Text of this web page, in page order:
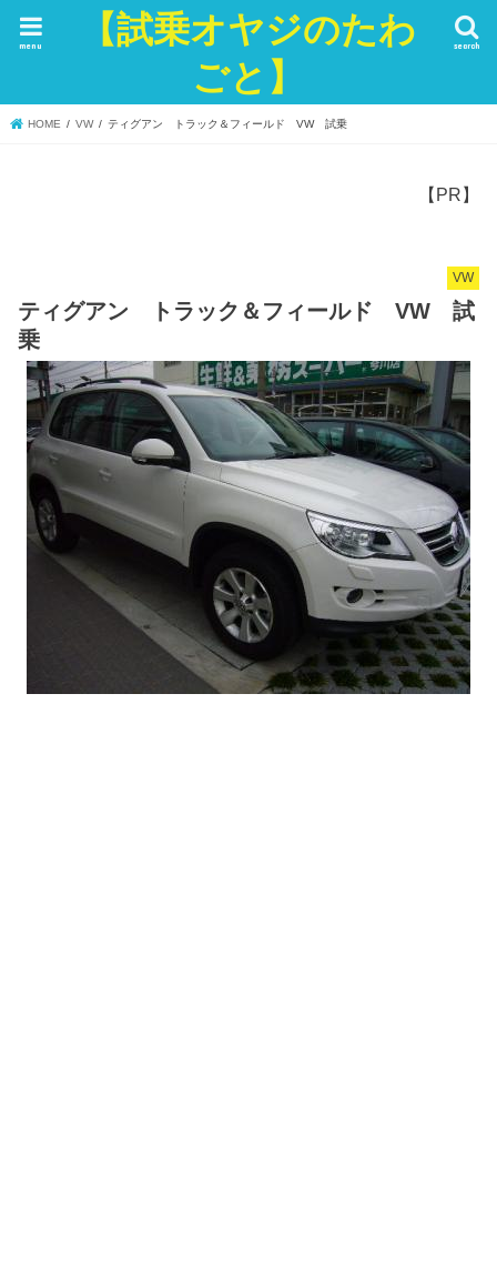
【試乗オヤジのたわ
ごと】
search
menu
HOME VW ティグアン トラック＆フィールド VW 試乗
【PR】
VW
ティグアン トラック＆フィールド VW 試
乗